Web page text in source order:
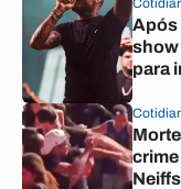
Após
show
para